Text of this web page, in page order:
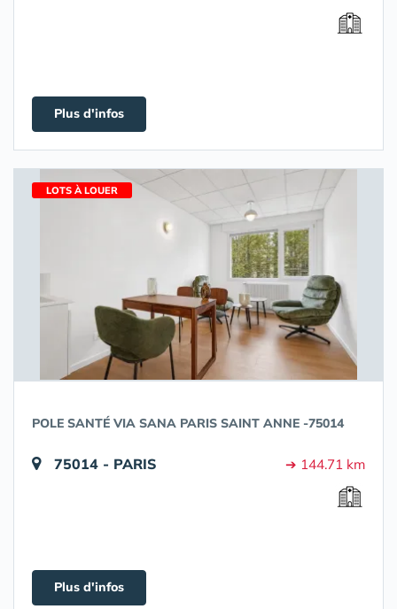
Plus d'infos
LOTS À LOUER
POLE SANTÉ VIA SANA PARIS SAINT ANNE -75014
75014 - PARIS ➔ 144.71 km
Plus d'infos